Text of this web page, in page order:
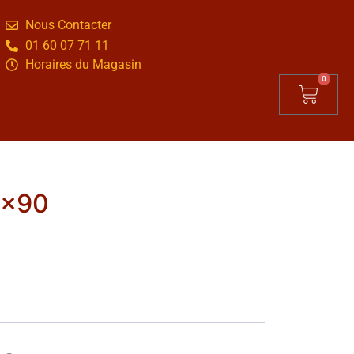
Nous Contacter
01 60 07 71 11
Horaires du Magasin
0